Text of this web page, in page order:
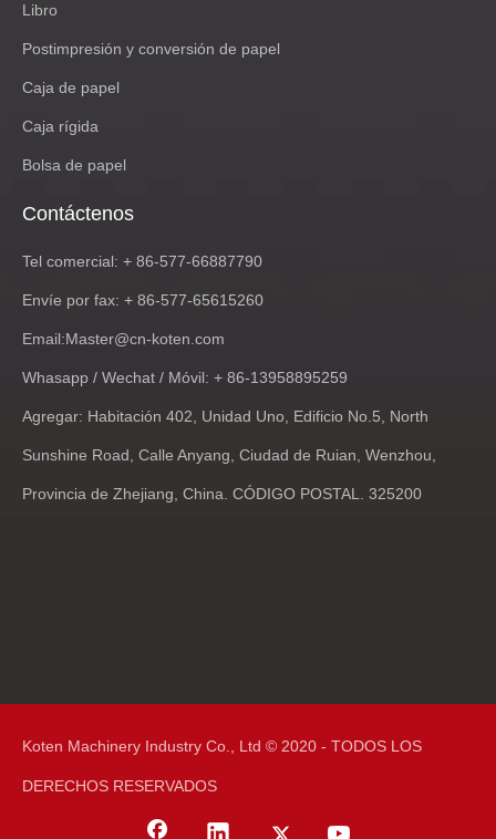
Libro
Postimpresión y conversión de papel
Caja de papel
Caja rígida
Bolsa de papel
Contáctenos
Tel comercial: + 86-577-66887790
Envíe por fax: + 86-577-65615260
Email:Master@cn-koten.com
Whasapp / Wechat / Móvil: + 86-13958895259
Agregar: Habitación 402, Unidad Uno, Edificio No.5, North
Sunshine Road, Calle Anyang, Ciudad de Ruian, Wenzhou,
Provincia de Zhejiang, China. CÓDIGO POSTAL. 325200
Koten Machinery Industry Co., Ltd © 2020 - TODOS LOS
DERECHOS RESERVADOS